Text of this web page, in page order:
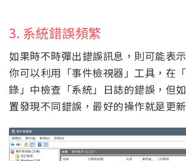
3. 系統錯誤頻繁
如果時不時彈出錯誤訊息，則可能表
你可以利用「事件檢視器」工具，在
錄」中檢查「系統」日誌的錯誤，但
置發現不同錯誤，最好的操作就是更